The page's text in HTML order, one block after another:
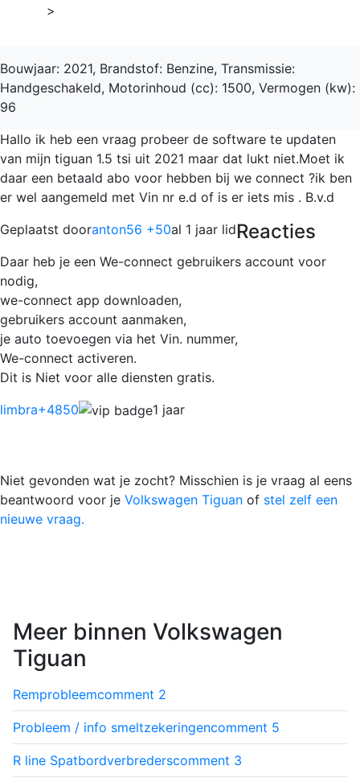
>
Bouwjaar: 2021, Brandstof: Benzine, Transmissie:
Handgeschakeld, Motorinhoud (cc): 1500, Vermogen (kw):
96
Hallo ik heb een vraag probeer de software te updaten
van mijn tiguan 1.5 tsi uit 2021 maar dat lukt niet.Moet ik
daar een betaald abo voor hebben bij we connect ?ik ben
er wel aangemeld met Vin nr e.d of is er iets mis . B.v.d
Geplaatst dooranton56 +50al 1 jaar lidReacties
Daar heb je een We-connect gebruikers account voor
nodig,
we-connect app downloaden,
gebruikers account aanmaken,
je auto toevoegen via het Vin. nummer,
We-connect activeren.
Dit is Niet voor alle diensten gratis.
limbra+4850 1 jaar
Niet gevonden wat je zocht? Misschien is je vraag al eens
beantwoord voor je Volkswagen Tiguan of stel zelf een
nieuwe vraag.
Meer binnen Volkswagen
Tiguan
Remprobleemcomment 2
Probleem / info smeltzekeringencomment 5
R line Spatbordverbrederscomment 3